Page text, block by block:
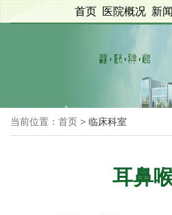
首页 医院概况 新
科学研究 医
脑
当前位置：首页 > 临床科室
耳鼻